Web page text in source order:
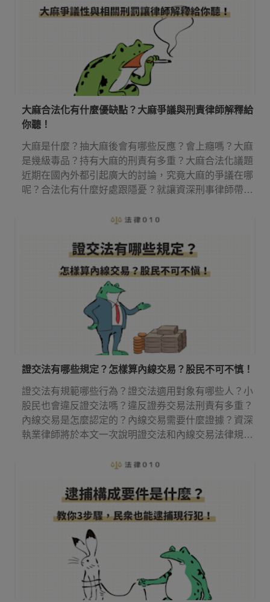
大麻合法化有什麼優缺點？大麻爭議與刑責律師解釋給
你聽！
大麻是什麼？抽大麻後會有哪些反應？會上癮嗎？大麻
是幾級毒品？持有大麻的刑責有多重？大麻合法化議題
近期在國內外都引起廣大的討論，究竟大麻的爭議在哪
呢？合法化有什麼好處跟隱憂？就讓資深刑事律師帶你
證交法有哪些規定？怎樣算內線交易？股民不可不慎！
證交法有規範哪些行為？證交法適用對象有哪些人？小
股民也會違反證交法嗎？違反證券交易法刑責有多重？
內線交易是怎麼認定的？內線交易需要什麼證據？資深
執業律師將於本文一次說明證交法和內線交易法律規